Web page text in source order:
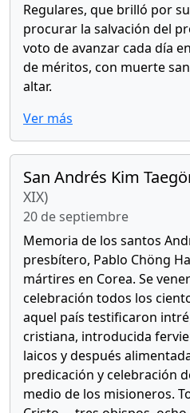
Regulares, que brilló por
procurar la salvación del
voto de avanzar cada día
de méritos, con muerte
altar.
Ver más
San Andrés Kim
XIX)
20 de septiembre
Memoria de los santos
presbítero, Pablo Chöng
mártires en Corea. Se
celebración todos los
aquel país testificaron
cristiana, introducida
laicos y después
predicación y celebración
medio de los misioneros.